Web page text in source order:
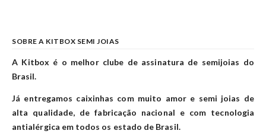
SOBRE A KITBOX SEMI JOIAS
A Kitbox é o melhor clube de assinatura de semijoias do
Brasil.
Já entregamos caixinhas com muito amor e semi joias de
alta qualidade, de fabricação nacional e com tecnologia
antialérgica em todos os estado de Brasil.